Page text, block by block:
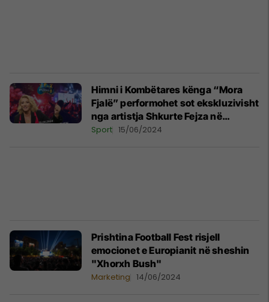
Himni i Kombëtares kënga “Mora
Fjalë” performohet sot ekskluzivisht
nga artistja Shkurte Fejza në
Prishtina Football Fest, në Sheshin
Sport 15/06/2024
Prishtina Football Fest risjell
emocionet e Europianit në sheshin
"Xhorxh Bush"
Marketing 14/06/2024